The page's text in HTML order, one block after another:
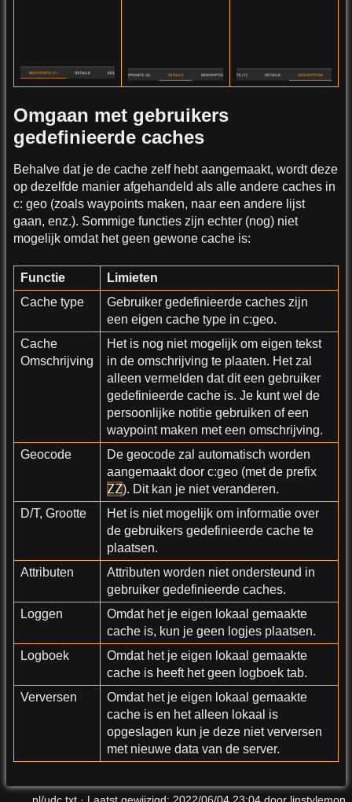
Omgaan met gebruikers
gedefinieerde caches
Behalve dat je de cache zelf hebt aangemaakt, wordt deze
op dezelfde manier afgehandeld als alle andere caches in
c: geo (zoals waypoints maken, naar een andere lijst
gaan, enz.). Sommige functies zijn echter (nog) niet
mogelijk omdat het geen gewone cache is:
Functie
Limieten
Cache type
Gebruiker gedefinieerde caches zijn
een eigen cache type in c:geo.
Cache
Omschrijving
Het is nog niet mogelijk om eigen tekst
in de omschrijving te plaaten. Het zal
alleen vermelden dat dit een gebruiker
gedefinieerde cache is. Je kunt wel de
persoonlijke notitie gebruiken of een
waypoint maken met een omschrijving.
Geocode
De geocode zal automatisch worden
aangemaakt door c:geo (met de prefix
ZZ). Dit kan je niet veranderen.
D/T, Grootte
Het is niet mogelijk om informatie over
de gebruikers gedefinieerde cache te
plaatsen.
Attributen
Attributen worden niet ondersteund in
gebruiker gedefinieerde caches.
Loggen
Omdat het je eigen lokaal gemaakte
cache is, kun je geen logjes plaatsen.
Logboek
Omdat het je eigen lokaal gemaakte
cache is heeft het geen logboek tab.
Verversen
Omdat het je eigen lokaal gemaakte
cache is en het alleen lokaal is
opgeslagen kun je deze niet verversen
met nieuwe data van de server.